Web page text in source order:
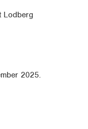
Lodberg
2025.